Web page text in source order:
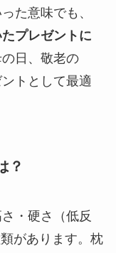
た意味でも、
プレゼントに
日、敬老の
トとして最適
？
・硬さ（低反
があります。枕